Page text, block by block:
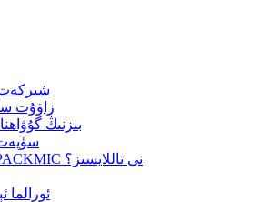
شىركەت
زاۋۇت
بىزنىڭ
سۈپەت
نېمىشقا PACKMIC نى تاللايسىز؟
ئورالما